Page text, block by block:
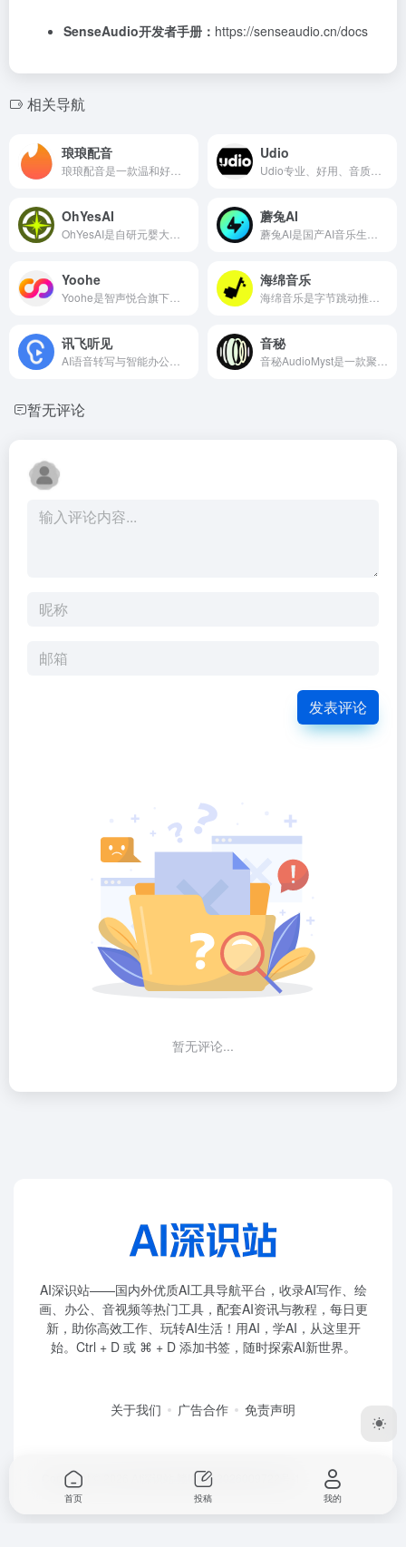
SenseAudio开发者手册： https://senseaudio.cn/docs
相关导航
琅琅配音 Udio
OhYesAI 蘑兔AI
Yoohe 海绵音乐
讯飞听见 音秘
暂无评论
发表评论
暂无评论...
AI深识站——国内外优质AI工具导航平台，收录AI写作、绘
画、办公、音视频等热门工具，配套AI资讯与教程，每日更
新，助你高效工作、玩转AI生活！用AI，学AI，从这里开
始。Ctrl + D 或 ⌘ + D 添加书签，随时探索AI新世界。
关于我们 广告合作 免责声明
Copyright © 2026 赣ICP备2026009722号-1
首页 投稿 我的